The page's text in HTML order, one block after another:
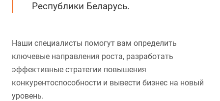
Республики Беларусь.
Наши специалисты помогут вам определить
ключевые направления роста, разработать
эффективные стратегии повышения
конкурентоспособности и вывести бизнес на новый
уровень.